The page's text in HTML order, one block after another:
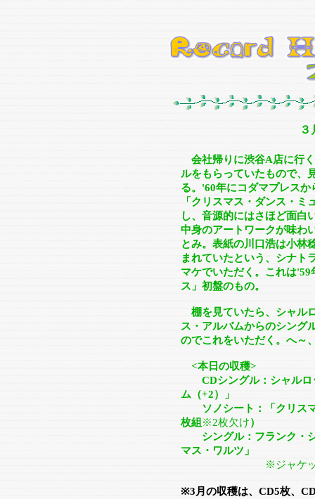
会社帰りに渋谷A店に行
ルをもらっていたもので、
る。'60年にコダマプレス
「クリスマス・ダンス・
し、音源的にはさほど面白
中身のアートワークが味わ
とみ。表紙の川口浩は小林
まれていたという、シナト
マケでいただく。これは
ス」初盤のもの。
棚を見ていたら、シャル
ス・アルバムからのシング
のでこれをいただく。へ～
<本日の収穫>
CDシングル：シャルロ
ム（+2）」
ソノシート：「クリスマ
枚組 ※2枚欠け）
シングル：フランク・シ
マス・ワルツ」
※ジャケ
※3月の収穫は、CD5枚、